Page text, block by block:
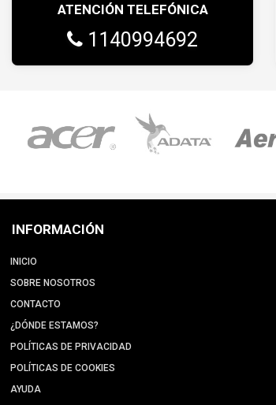
ATENCIÓN TELEFÓNICA
1140994692
INFORMACIÓN
INICIO
SOBRE NOSOTROS
CONTACTO
¿DÓNDE ESTAMOS?
POLÍTICAS DE PRIVACIDAD
POLÍTICAS DE COOKIES
AYUDA